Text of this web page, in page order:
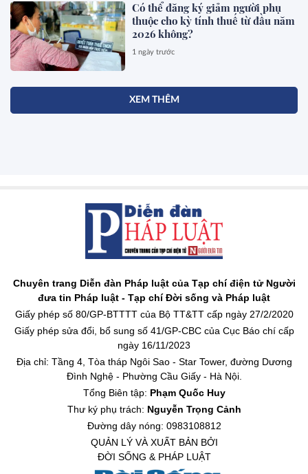
Có thể đăng ký giảm người phụ
thuộc cho kỳ tính thuế từ đầu năm
2026 không?
1 ngày trước
XEM THÊM
Chuyên trang Diễn đàn Pháp luật của Tạp chí điện tử Người
đưa tin Pháp luật - Tạp chí Đời sống và Pháp luật
Giấy phép số 80/GP-BTTTT của Bộ TT&TT cấp ngày 27/2/2020
Giấy phép sửa đổi, bổ sung số 41/GP-CBC của Cục Báo chí cấp
ngày 16/11/2023
Địa chỉ: Tầng 4, Tòa tháp Ngôi Sao - Star Tower, đường Dương
Đình Nghệ - Phường Cầu Giấy - Hà Nội.
Tổng Biên tập: Phạm Quốc Huy
Thư ký phụ trách: Nguyễn Trọng Cảnh
Đường dây nóng: 0983108812
QUẢN LÝ VÀ XUẤT BẢN BỞI
ĐỜI SỐNG & PHÁP LUẬT